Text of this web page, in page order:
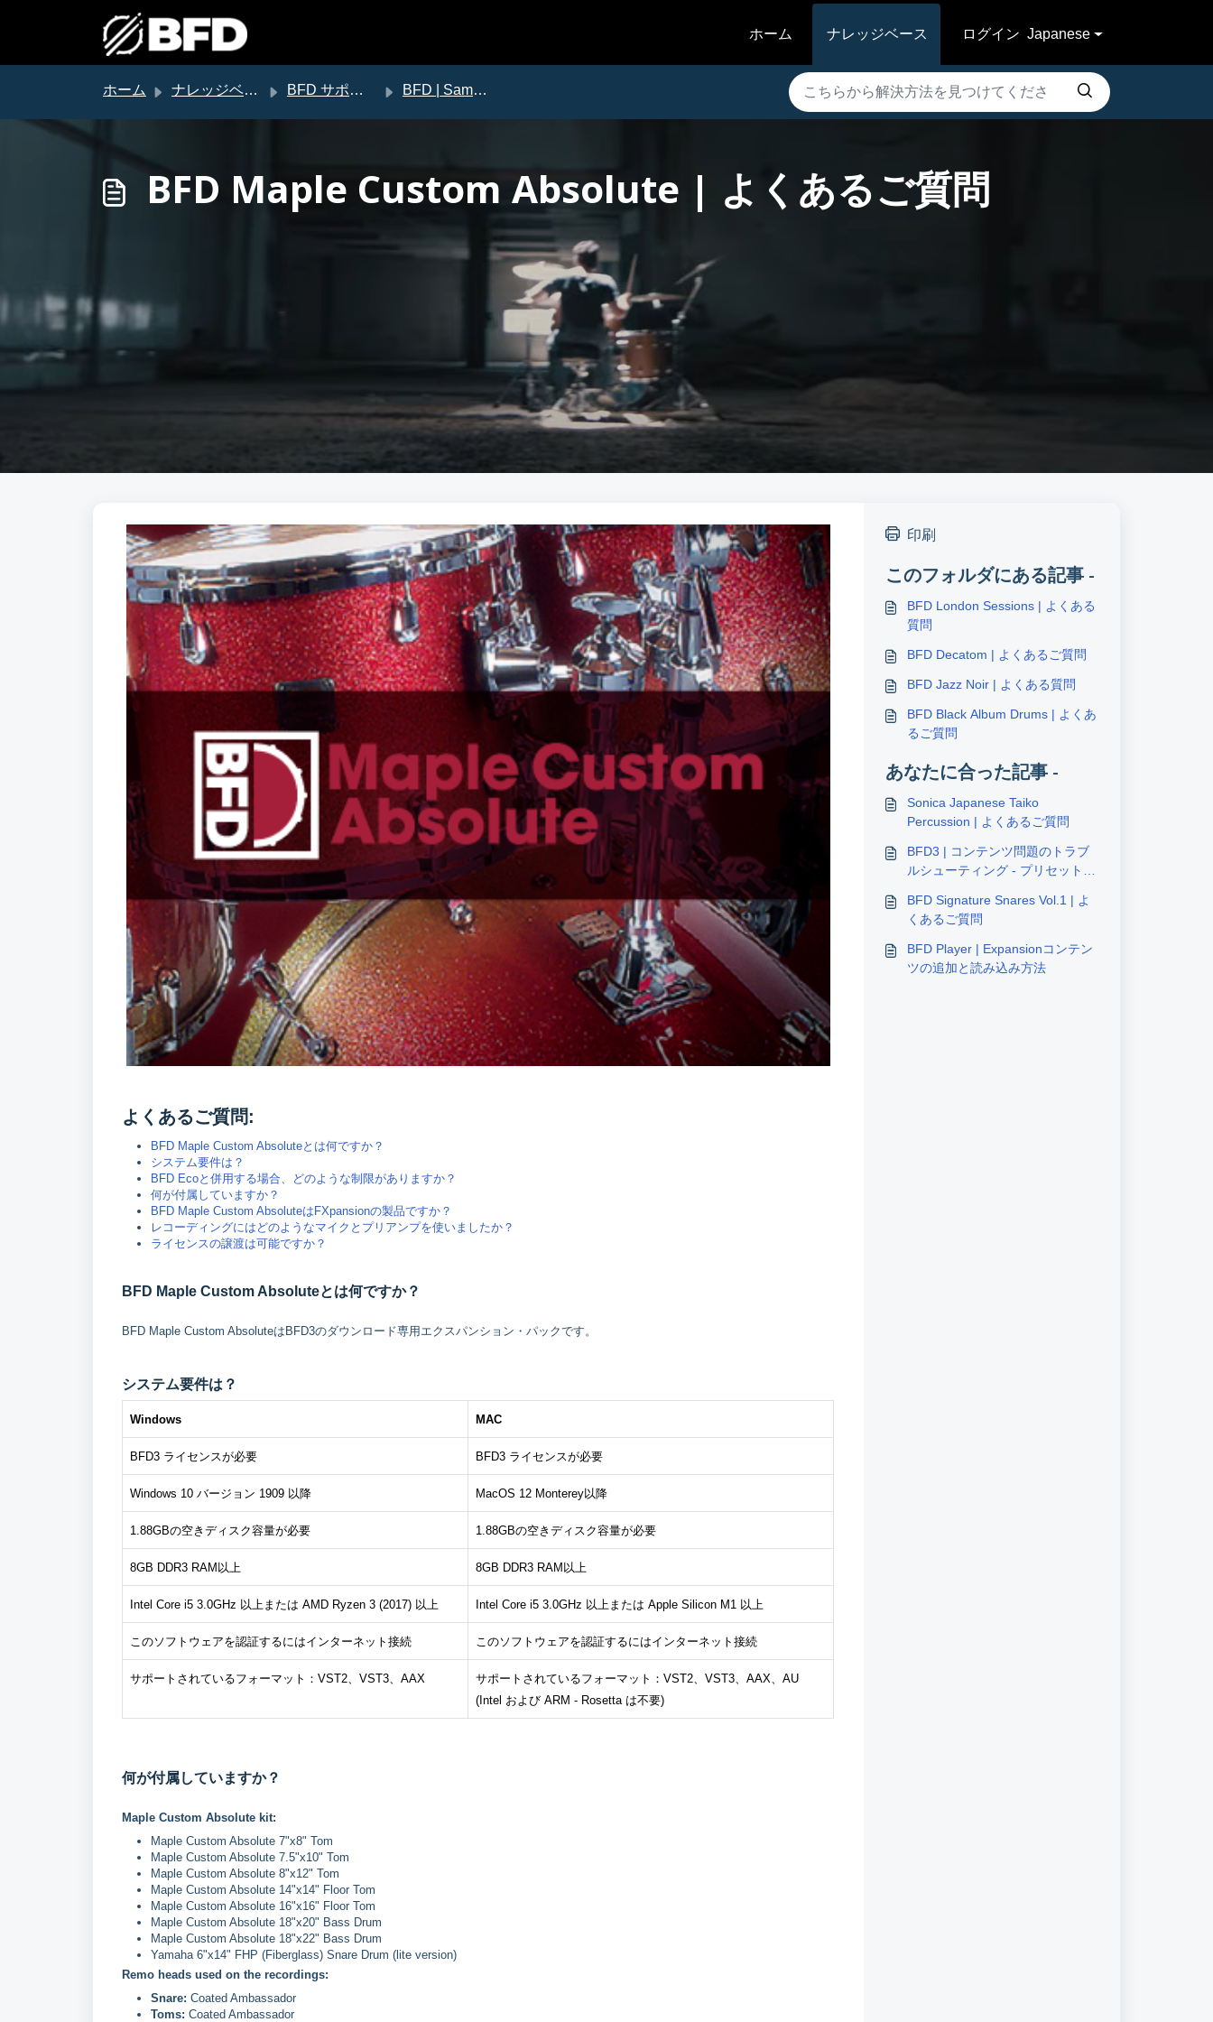
ホーム
ナレッジベース ログイン Japanese
ホーム ナレッジベース BFD サポート BFD | Sample and Groove Packs
BFD Maple Custom Absolute | よくあるご質問
よくあるご質問:
BFD Maple Custom Absoluteとは何ですか？
システム要件は？
BFD Ecoと併用する場合、どのような制限がありますか？
何が付属していますか？
BFD Maple Custom AbsoluteはFXpansionの製品ですか？
レコーディングにはどのようなマイクとプリアンプを使いましたか？
ライセンスの譲渡は可能ですか？
BFD Maple Custom Absoluteとは何ですか？
BFD Maple Custom AbsoluteはBFD3のダウンロード専用エクスパンション・パックです。
システム要件は？
Windows MAC
BFD3 ライセンスが必要 BFD3 ライセンスが必要
Windows 10 バージョン 1909 以降 MacOS 12 Monterey以降
1.88GBの空きディスク容量が必要 1.88GBの空きディスク容量が必要
8GB DDR3 RAM以上 8GB DDR3 RAM以上
Intel Core i5 3.0GHz 以上または AMD Ryzen 3 (2017) 以上 Intel Core i5 3.0GHz 以上または Apple Silicon M1 以上
このソフトウェアを認証するにはインターネット接続 このソフトウェアを認証するにはインターネット接続
サポートされているフォーマット：VST2、VST3、AAX
サポートされているフォーマット：VST2、VST3、AAX、AU
(Intel および ARM - Rosetta は不要)
何が付属していますか？
Maple Custom Absolute kit:
Maple Custom Absolute 7"x8" Tom
Maple Custom Absolute 7.5"x10" Tom
Maple Custom Absolute 8"x12" Tom
Maple Custom Absolute 14"x14" Floor Tom
Maple Custom Absolute 16"x16" Floor Tom
Maple Custom Absolute 18"x20" Bass Drum
Maple Custom Absolute 18"x22" Bass Drum
Yamaha 6"x14" FHP (Fiberglass) Snare Drum (lite version)
Remo heads used on the recordings:
Snare: Coated Ambassador
Toms: Coated Ambassador
印刷
このフォルダにある記事 -
BFD London Sessions | よくある
質問
BFD Decatom | よくあるご質問
BFD Jazz Noir | よくある質問
BFD Black Album Drums | よくあ
るご質問
あなたに合った記事 -
Sonica Japanese Taiko
Percussion | よくあるご質問
BFD3 | コンテンツ問題のトラブ
ルシューティング - プリセットの
BFD Signature Snares Vol.1 | よ
くあるご質問
BFD Player | Expansionコンテン
ツの追加と読み込み方法